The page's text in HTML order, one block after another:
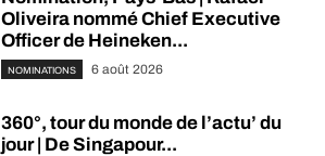
Oliveira nommé Chief Executive
Officer de Heineken...
NOMINATIONS 6 août 2026
360°, tour du monde de l’actu’ du
jour | De Singapour...